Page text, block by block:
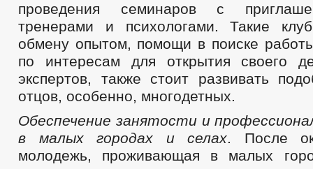
проведения семинаров с
тренерами и психологами. Такие
обмену опытом, помощи в поиске
по интересам для открытия своего
экспертов, также стоит развивать
отцов, особенно, многодетных.
Обеспечение занятости и
в малых городах и селах. После
молодежь, проживающая в малых